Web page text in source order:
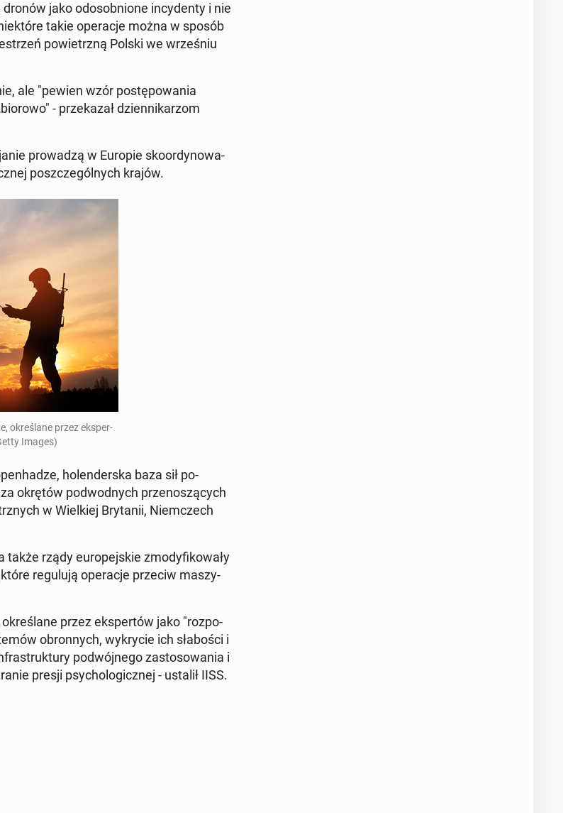
jako od­osob­nio­ne in­cy­den­ty i nie
takie ope­ra­cje można w sposób
po­wietrz­ną Polski we wrze­śniu
ale "pewien wzór po­stę­po­wa­nia
- prze­ka­zał dzien­ni­ka­rzom
pro­wa­dzą w Europie sko­or­dy­no­wa­
po­szcze­gól­nych krajów.
okre­śla­ne przez eks­per­
Images)
ho­len­der­ska baza sił po­
okrętów pod­wod­nych prze­no­szą­cych
w Wiel­kiej Bry­ta­nii, Niem­czech
także rządy eu­ro­pej­skie zmo­dy­fi­ko­wa­ły
re­gu­lu­ją ope­ra­cje przeciw ma­szy­
przez eks­per­tów jako "roz­po­
obron­nych, wy­kry­cie ich sła­bo­ści i
po­dwój­ne­go za­sto­so­wa­nia i
presji psy­cho­lo­gicz­nej - ustalił IISS.